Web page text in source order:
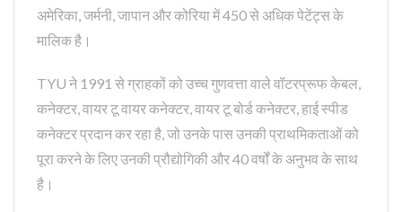
अमेरिका, जर्मनी, जापान और कोरिया में 450 से अधिक पेटेंट्स के
मालिक है।
TYU ने 1991 से ग्राहकों को उच्च गुणवत्ता वाले वॉटरप्रूफ केबल,
कनेक्टर, वायर टू वायर कनेक्टर, वायर टू बोर्ड कनेक्टर, हाई स्पीड
कनेक्टर प्रदान कर रहा है, जो उनके पास उनकी प्राथमिकताओं को
पूरा करने के लिए उनकी प्रौद्योगिकी और 40 वर्षों के अनुभव के साथ
है।